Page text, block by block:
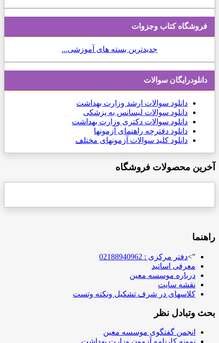
فروشگاه کتاب وجزوات
جدیدترین بسته های آموزشی...
دانلودرایگان سوالات
دانلود سوالات ارشد وزارت بهداشت
دانلود سوالات لیسانس به پزشکی
دانلود سوالات دکتری وزارت بهداشت
دانلود دفترچه راهنمای آزمونها
دانلود کلید سوالات آزمونهای مختلف
آخرین محصولات فروشگاه
راهنما
">دفتر مرکزی : 02188940962
معرفی اساتید
درباره موسسه معین
نقشه سایت
کلاسهای در شرف تشکیل ونکته وتست
بحث وتبادل نظر
انجمن گفتگوی موسسه معین